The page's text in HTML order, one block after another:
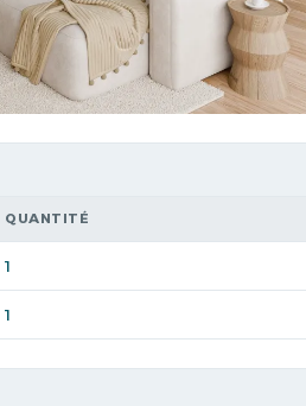
QUANTITÉ
1
1